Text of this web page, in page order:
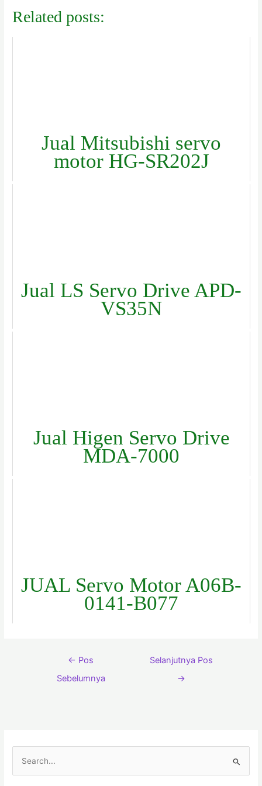
Related posts:
Jual Mitsubishi servo
motor HG-SR202J
Jual LS Servo Drive APD-
VS35N
Jual Higen Servo Drive
MDA-7000
JUAL Servo Motor A06B-
0141-B077
← Pos
Sebelumnya
Selanjutnya Pos
→